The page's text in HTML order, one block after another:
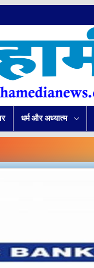
धर्म और अध्यात्म